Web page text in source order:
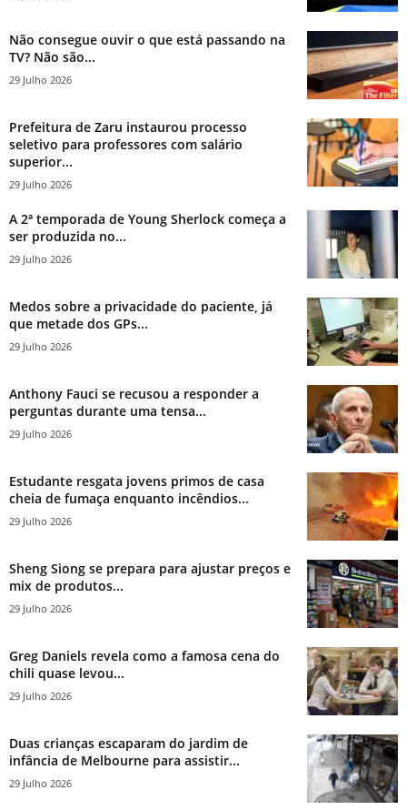
Não consegue ouvir o que está passando na
TV? Não são...
29 Julho 2026
Prefeitura de Zaru instaurou processo
seletivo para professores com salário
superior...
29 Julho 2026
A 2ª temporada de Young Sherlock começa a
ser produzida no...
29 Julho 2026
Medos sobre a privacidade do paciente, já
que metade dos GPs...
29 Julho 2026
Anthony Fauci se recusou a responder a
perguntas durante uma tensa...
29 Julho 2026
Estudante resgata jovens primos de casa
cheia de fumaça enquanto incêndios...
29 Julho 2026
Sheng Siong se prepara para ajustar preços e
mix de produtos...
29 Julho 2026
Greg Daniels revela como a famosa cena do
chili quase levou...
29 Julho 2026
Duas crianças escaparam do jardim de
infância de Melbourne para assistir...
29 Julho 2026